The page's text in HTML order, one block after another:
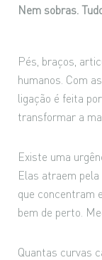
Nem sobras.
Pés, braços,
humanos. Com
ligação é feita
transformar a
Existe uma
Elas atraem
que concentram
bem de perto.
Quantas curvas